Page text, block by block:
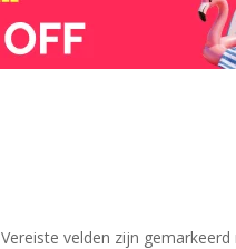
Vereiste velden zijn